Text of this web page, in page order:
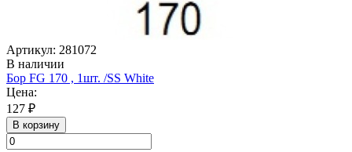
Артикул: 281072
В наличии
Бор FG 170 , 1шт. /SS White
Цена:
127 ₽
В корзину